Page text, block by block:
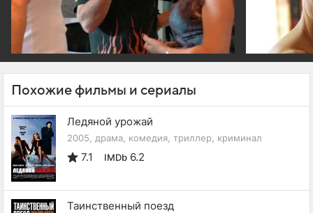
Похожие фильмы и сериалы
Ледяной урожай
2005, драма, комедия, триллер, криминал
7.1 IMDb 6.2
Таинственный поезд